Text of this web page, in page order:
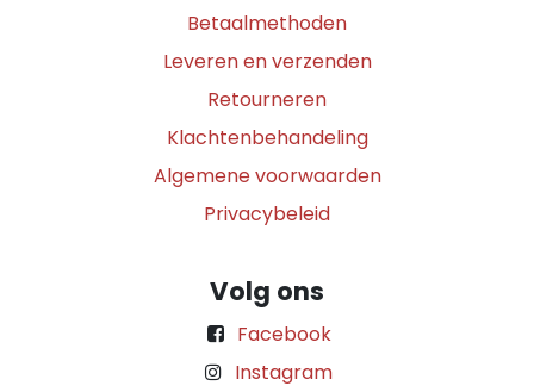
Betaalmethoden
Leveren en verzenden
Retourneren
Klachtenbehandeling
Algemene voorwaarden
Privacybeleid
Volg ons
Facebook
Instagram